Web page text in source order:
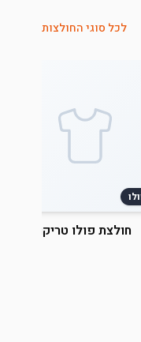
לכל סוגי החולצות
חולצת פולו טריקו